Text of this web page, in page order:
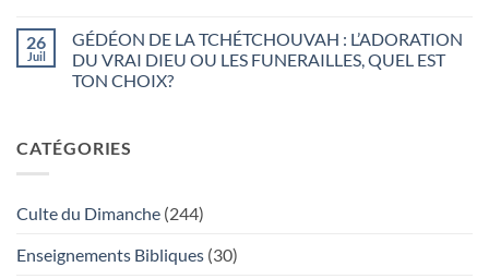
…
dimanche
26
Juillet
2026
26
Juil
GÉDÉON DE LA TCHÉTCHOUVAH : L’ADORATION
DU VRAI DIEU OU LES FUNERAILLES, QUEL EST
TON CHOIX?
GÉDÉON
DE
L’ADORATION
DIEU
CATÉGORIES
Culte du Dimanche (244)
Enseignements Bibliques (30)